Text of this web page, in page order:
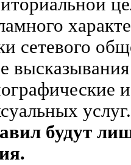
сетевого
услуг.
будут